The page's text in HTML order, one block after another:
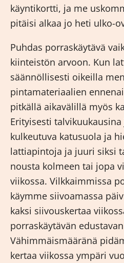
käyntikortti, ja me
pitäisi alkaa jo heti ulko-
Puhdas porraskäytävä
kiinteistön arvoon. Kun
säännöllisesti oikeilla
pintamateriaalien
pitkällä aikavälillä myös
Erityisesti
kulkeutuva katusuola ja
lattiapintoja ja juuri siksi
nousta kolmeen tai jopa
viikossa. Vilkkaimmissa
käymme siivoamassa
kaksi siivouskertaa
porraskäytävän
Vähimmäismääränä
kertaa viikossa ympäri